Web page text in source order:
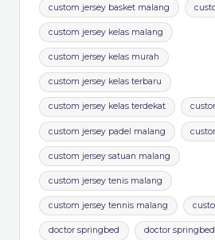
custom jersey basket malang
custom jersey kelas malang
custom jersey kelas murah
custom jersey kelas terbaru
custom jersey kelas terdekat
custom jersey padel malang
custom jersey satuan malang
custom jersey tenis malang
custom jersey tennis malang
doctor springbed doctor